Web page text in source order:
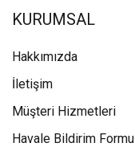
KURUMSAL
Hakkımızda
İletişim
Müşteri Hizmetleri
Havale Bildirim Formu